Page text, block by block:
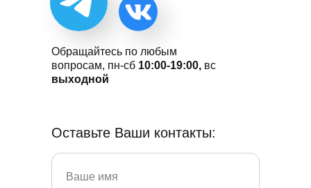
Оставьте Ваши контакты:
Обращайтесь по любым
вопросам, пн-сб 10:00-19:00, вс
выходной